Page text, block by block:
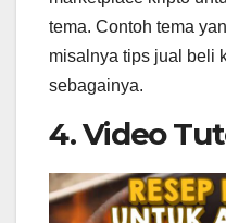
tema. Contoh tema
misalnya tips jual beli
sebagainya.
4. Video